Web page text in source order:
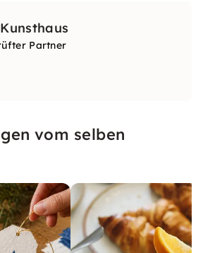
Partner
vom selben